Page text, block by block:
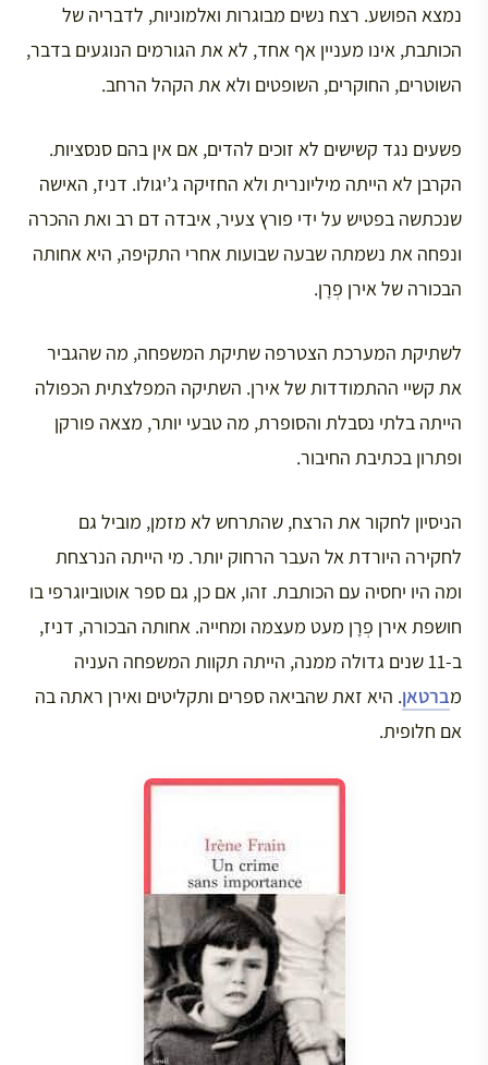
נמצא הפושע. רצח נשים מבוגרות ואלמוניות, לדבריה של
הכותבת, אינו מעניין אף אחד, לא את הגורמים הנוגעים בדבר,
השוטרים, החוקרים, השופטים ולא את הקהל הרחב.
פשעים נגד קשישים לא זוכים להדים, אם אין בהם סנסציות.
הקרבן לא הייתה מיליונרית ולא החזיקה ג’יגולו. דניז, האישה
שנכתשה בפטיש על ידי פורץ צעיר, איבדה דם רב ואת ההכרה
ונפחה את נשמתה שבעה שבועות אחרי התקיפה, היא אחותה
הבכורה של אירן פְרָן.
לשתיקת המערכת הצטרפה שתיקת המשפחה, מה שהגביר
את קשיי ההתמודדות של אירן. השתיקה המפלצתית הכפולה
הייתה בלתי נסבלת והסופרת, מה טבעי יותר, מצאה פורקן
ופתרון בכתיבת החיבור.
הניסיון לחקור את הרצח, שהתרחש לא מזמן, מוביל גם
לחקירה היורדת אל העבר הרחוק יותר. מי הייתה הנרצחת
ומה היו יחסיה עם הכותבת. זהו, אם כן, גם ספר אוטוביוגרפי בו
חושפת אירן פְרָן מעט מעצמה ומחייה. אחותה הבכורה, דניז,
ב-11 שנים גדולה ממנה, הייתה תקוות המשפחה העניה
מברטאן. היא זאת שהביאה ספרים ותקליטים ואירן ראתה בה
אם חלופית.